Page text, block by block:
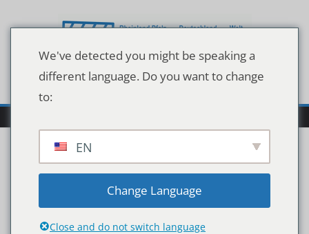
Inhalt
shutterstock_237183619
We've detected you might be speaking a
different language. Do you want to change
to:
EN
Change Language
Close and do not switch language